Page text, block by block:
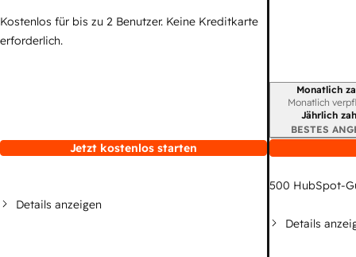
Kostenlos für bis zu 2 Benutzer. Keine Kreditkarte
erforderlich.
Jetzt kostenlos starten
Details anzeigen
Monatlich
Monatlich
Jährlich
BESTES
500 HubSpot-
Details